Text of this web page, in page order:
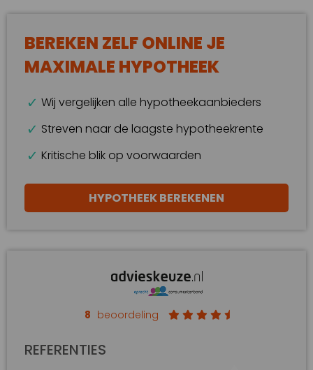
BEREKEN ZELF ONLINE JE
MAXIMALE HYPOTHEEK
Wij vergelijken alle hypotheekaanbieders
Streven naar de laagste hypotheekrente
Kritische blik op voorwaarden
HYPOTHEEK BEREKENEN
8 beoordeling
REFERENTIES